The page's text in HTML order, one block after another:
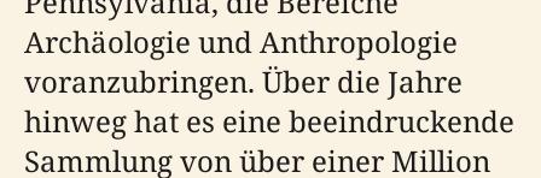
Archäologie und Anthropologie
voranzubringen. Über die Jahre
hinweg hat es eine beeindruckende
Sammlung von über einer Million